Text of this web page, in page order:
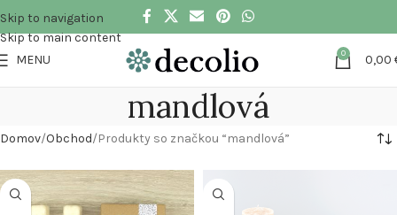
Skip to navigation
Skip to main content
MENU
0 0,00
mandlová
Domov Obchod Produkty so značkou “mandlová”